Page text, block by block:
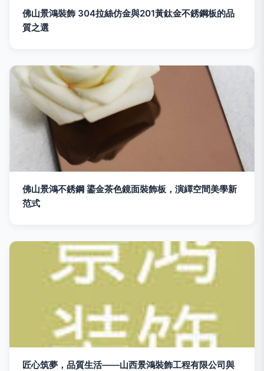
佛山景鴻裝飾 304拉絲仿金與201黃鈦金不銹鋼板的品
質之選
佛山景鴻不銹鋼 鎏金茶色鏡面裝飾板，演繹空間美學新
范式
匠心筑夢，品質生活——山西景鴻裝飾工程有限公司與